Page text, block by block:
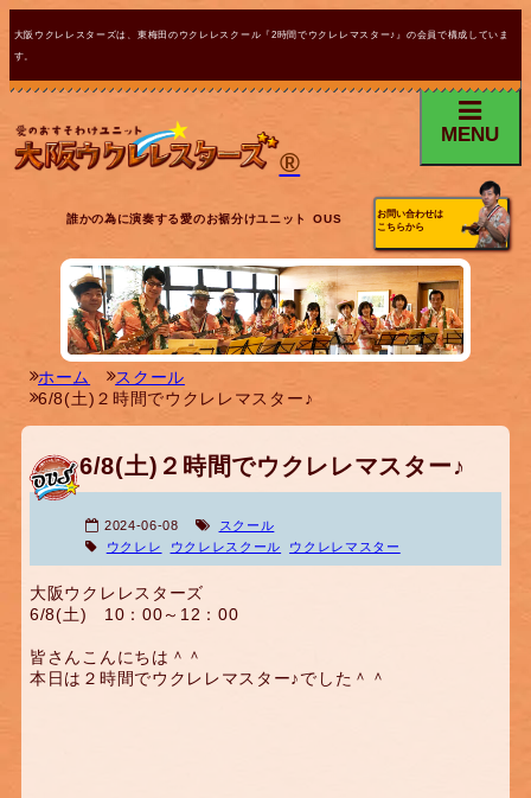
大阪ウクレレスターズは、東梅田のウクレレスクール『2時間でウクレレマスター♪』の会員で構成していま
す。
®
MENU
誰かの為に演奏する愛のお裾分けユニット OUS
お問い合わせは
こちらから
ホーム
スクール
6/8(土)２時間でウクレレマスター♪
6/8(土)２時間でウクレレマスター♪
2024-06-08
スクール
ウクレレ
ウクレレスクール ウクレレマスター
大阪ウクレレスターズ
6/8(土) 10：00～12：00
皆さんこんにちは＾＾
本日は２時間でウクレレマスター♪でした＾＾